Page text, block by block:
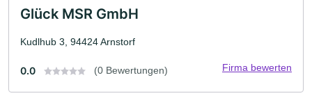
Glück MSR GmbH
Kudlhub 3, 94424 Arnstorf
0.0 (0 Bewertungen) Firma bewerten